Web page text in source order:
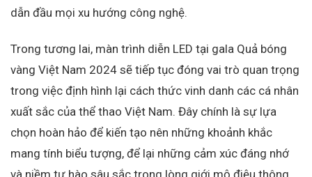
dẫn đầu mọi xu hướng công nghệ.
Trong tương lai, màn trình diễn LED tại gala Quả bóng
vàng Việt Nam 2024 sẽ tiếp tục đóng vai trò quan trọng
trong việc định hình lại cách thức vinh danh các cá nhân
xuất sắc của thể thao Việt Nam. Đây chính là sự lựa
chọn hoàn hảo để kiến tạo nên những khoảnh khắc
mang tính biểu tượng, để lại những cảm xúc đáng nhớ